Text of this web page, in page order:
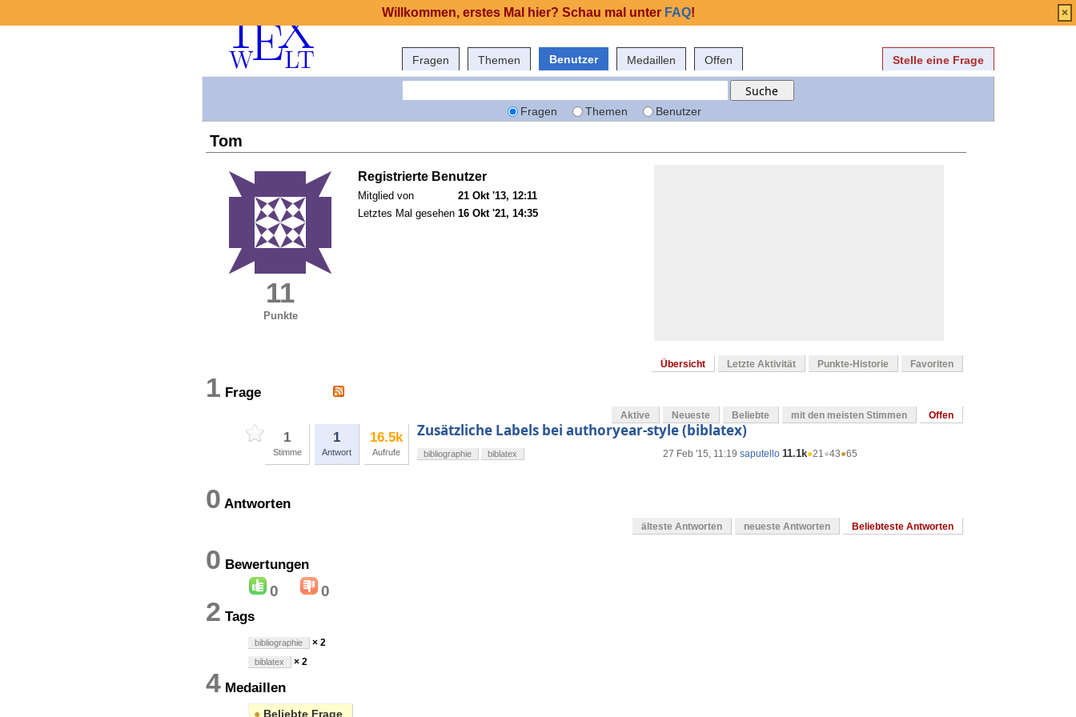
Fragen Themen Benutzer Medaillen Offen Stelle eine Frage
Fragen Themen Benutzer
Tom
11
Punkte
Registrierte Benutzer
Mitglied von
21 Okt '13, 12:11
Letztes Mal gesehen 16 Okt '21, 14:35
Übersicht Letzte Aktivität Punkte-Historie Favoriten
1 Frage
Aktive Neueste Beliebte mit den meisten Stimmen Offen
1
Stimme
1
Antwort
16.5k
Aufrufe
Zusätzliche Labels bei authoryear-style (biblatex)
27 Feb '15, 11:19 saputello 11.1k●21●43●65
bibliographie biblatex
0 Antworten
älteste Antworten neueste Antworten Beliebteste Antworten
0 Bewertungen
0 0
2 Tags
bibliographie × 2
biblatex × 2
4 Medaillen
● Beliebte Frage
Willkommen, erstes Mal hier? Schau mal unter FAQ! ×